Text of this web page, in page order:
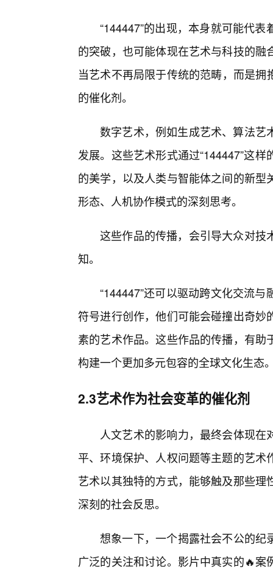
“144447”的出现，本身就可能代
的突破，也可能体现在艺术与科技的
当艺术不再局限于传统的范畴，而是拥
的催化剂。
数字艺术，例如生成艺术、算法艺
发展。这些艺术形式通过“144447”这
的美学，以及人类与智能体之间的新
形态、人机协作模式的深刻思考。
这些作品的传播，会引导大众对技
知。
“144447”还可以驱动跨文化交流
符号进行创作，他们可能会碰撞出奇
素的艺术作品。这些作品的传播，有
构建一个更加多元包容的全球文化生态
2.3艺术作为社会变革的催化剂
人文艺术的影响力，最终会体现在
平、环境保护、人权问题等主题的艺
艺术以其独特的方式，能够触及那些
深刻的社会反思。
想象一下，一个揭露社会不公的纪
广泛的关注和讨论。影片中真实的🔥